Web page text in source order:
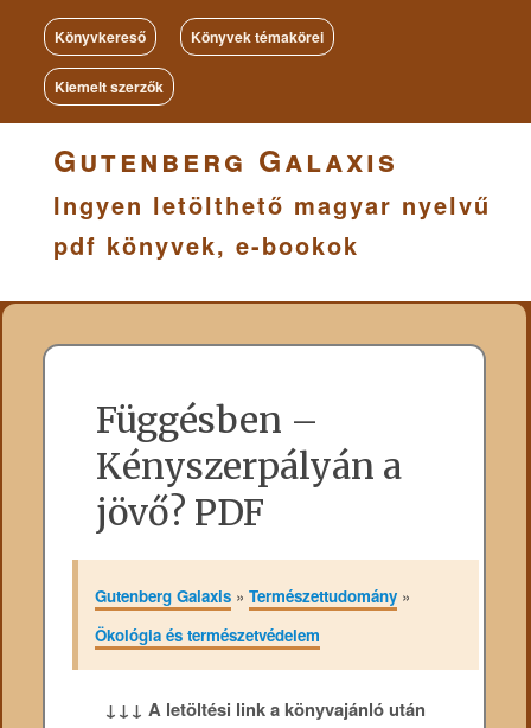
Könyvkereső Könyvek témakörei
Kiemelt szerzők
Gutenberg Galaxis
Ingyen letölthető magyar nyelvű
pdf könyvek, e-bookok
Függésben –
Kényszerpályán a
jövő? PDF
Gutenberg Galaxis» Természettudomány»
Ökológia és természetvédelem
↓↓↓ A letöltési link a könyvajánló után